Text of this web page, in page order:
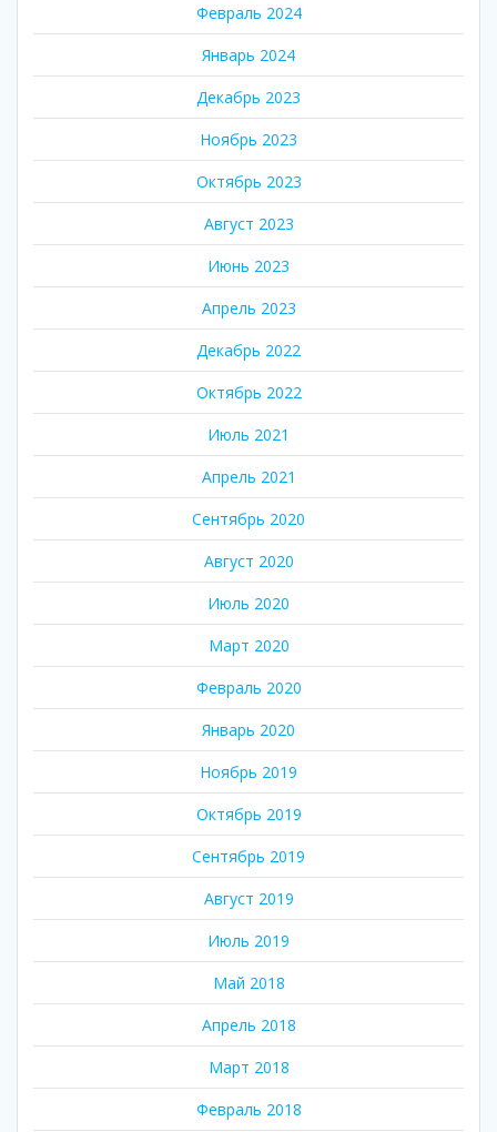
Февраль 2024
Январь 2024
Декабрь 2023
Ноябрь 2023
Октябрь 2023
Август 2023
Июнь 2023
Апрель 2023
Декабрь 2022
Октябрь 2022
Июль 2021
Апрель 2021
Сентябрь 2020
Август 2020
Июль 2020
Март 2020
Февраль 2020
Январь 2020
Ноябрь 2019
Октябрь 2019
Сентябрь 2019
Август 2019
Июль 2019
Май 2018
Апрель 2018
Март 2018
Февраль 2018